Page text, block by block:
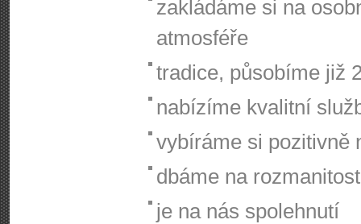
zakládáme si na
atmosféře
tradice, působíme již
nabízíme kvalitní
vybíráme si pozitivně
dbáme na
je na nás spolehnutí